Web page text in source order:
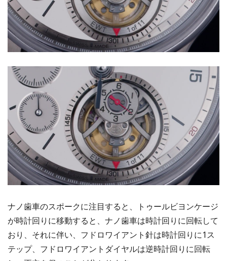
ナノ歯車のスポークに注目すると、トゥールビヨンケージ
が時計回りに移動すると、ナノ歯車は時計回りに回転して
おり、それに伴い、フドロワイアント針は時計回りに1ス
テップ、フドロワイアントダイヤルは逆時計回りに回転